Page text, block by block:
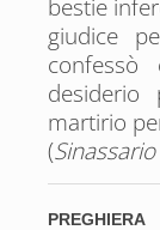
bestie
giudice
martirio
(
PREGHIERA